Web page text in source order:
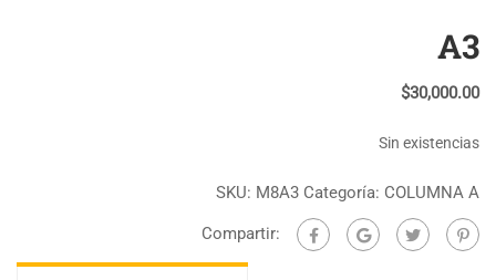
A3
$30,000.00
Sin existencias
SKU: M8A3 Categoría: COLUMNA A
Compartir: